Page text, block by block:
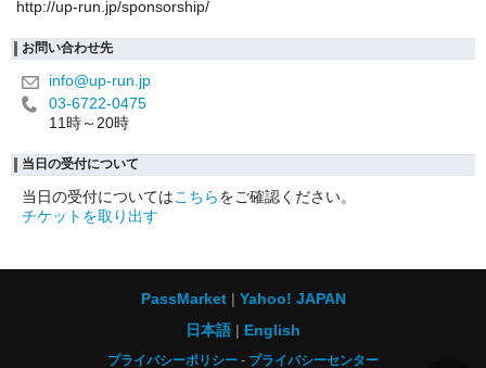
http://up-run.jp/sponsorship/
お問い合わせ先
info@up-run.jp
03-6722-0475
11時～20時
当日の受付について
当日の受付についてはこちらをご確認ください。
チケットを取り出す
PassMarket
Yahoo! JAPAN
日本語
English
プライバシーポリシー プライバシーセンター